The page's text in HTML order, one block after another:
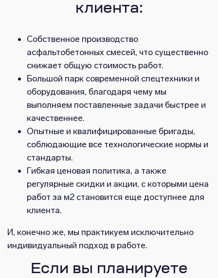
клиента:
Собственное производство
асфальтобетонных смесей, что существенно
снижает общую стоимость работ.
Большой парк современной спецтехники и
оборудования, благодаря чему мы
выполняем поставленные задачи быстрее и
качественнее.
Опытные и квалифицированные бригады,
соблюдающие все технологические нормы и
стандарты.
Гибкая ценовая политика, а также
регулярные скидки и акции, с которыми цена
работ за м2 становится еще доступнее для
клиента.
И, конечно же, мы практикуем исключительно
индивидуальный подход в работе.
Если вы планируете